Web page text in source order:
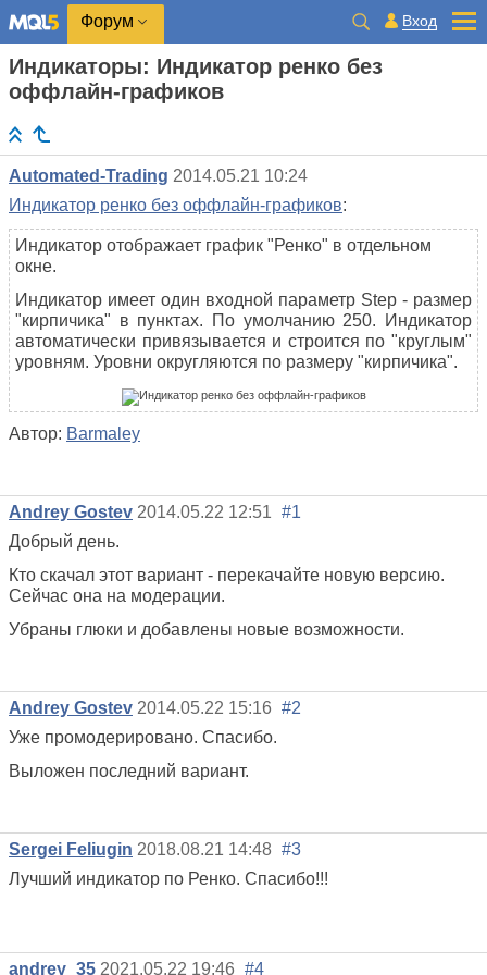
Форум Вход
Индикаторы: Индикатор ренко без
оффлайн-графиков
Automated-Trading 2014.05.21 10:24
Индикатор ренко без оффлайн-графиков:
Индикатор отображает график "Ренко" в отдельном
окне.
Индикатор имеет один входной параметр Step - размер
"кирпичика" в пунктах. По умолчанию 250. Индикатор
автоматически привязывается и строится по "круглым"
уровням. Уровни округляются по размеру "кирпичика".
Автор: Barmaley
Andrey Gostev 2014.05.22 12:51 #1
Добрый день.
Кто скачал этот вариант - перекачайте новую версию.
Сейчас она на модерации.
Убраны глюки и добавлены новые возможности.
Andrey Gostev 2014.05.22 15:16 #2
Уже промодерировано. Спасибо.
Выложен последний вариант.
Sergei Feliugin 2018.08.21 14:48 #3
Лучший индикатор по Ренко. Спасибо!!!
andrey_35 2021.05.22 19:46 #4